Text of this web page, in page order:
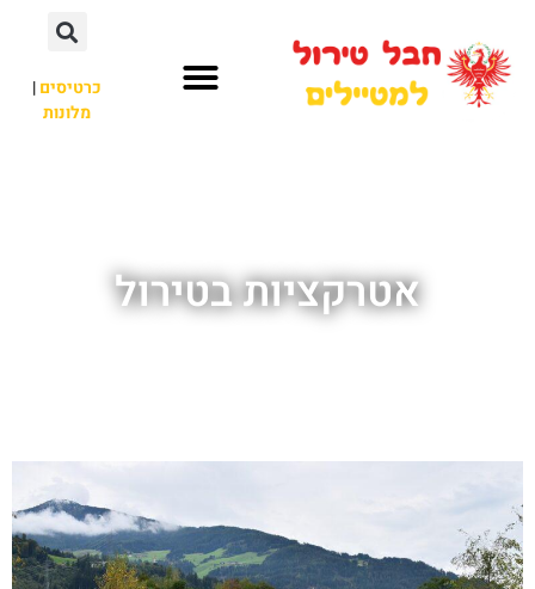
כרטיסים|
מלונות
אטרקציות בטירול